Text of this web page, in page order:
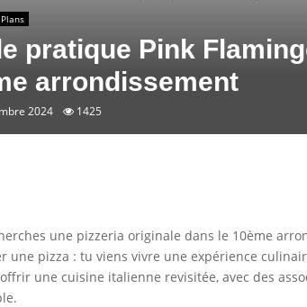
pratique Pink
arrondissement
2024 1425
une pizzeria originale dans le 10ème
une pizza : tu viens vivre une expérience
une cuisine italienne revisitée, avec des